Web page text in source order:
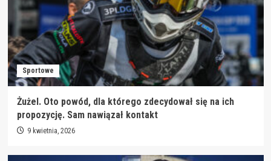
Sportowe
Żużel. Oto powód, dla którego zdecydował się na ich
propozycję. Sam nawiązał kontakt
9 kwietnia, 2026